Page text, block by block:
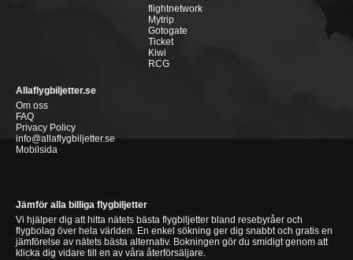
flightnetwork
Mytrip
Gotogate
Ticket
Kiwi
RCG
Allaflygbiljetter.se
Om oss
FAQ
Privacy Policy
info@allaflygbiljetter.se
Mobilsida
Jämför alla billiga flygbiljetter
Vi hjälper dig att hitta nätets bästa flygbiljetter bland resebyråer och
flygbolag över hela världen. En enkel sökning ger dig snabbt och gratis en
jämförelse av nätets bästa alternativ. Bokningen gör du smidigt genom att
klicka dig vidare till en av våra återförsäljare.